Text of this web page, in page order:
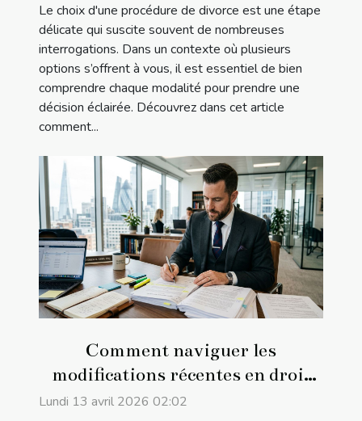
Le choix d'une procédure de divorce est une étape
délicate qui suscite souvent de nombreuses
interrogations. Dans un contexte où plusieurs
options s’offrent à vous, il est essentiel de bien
comprendre chaque modalité pour prendre une
décision éclairée. Découvrez dans cet article
comment...
Comment naviguer les
modifications récentes en droit
des contrats ?
Lundi 13 avril 2026 02:02